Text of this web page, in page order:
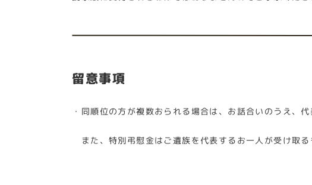
留意事項
・同順位の方が複数おられる場合は、お話合いのうえ、
また、特別弔慰金はご遺族を代表するお一人が受け取